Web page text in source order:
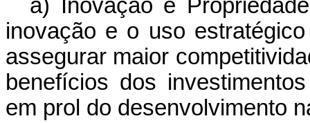
a) Inovação e
inovação e o uso
assegurar maior
benefícios dos
em prol do desenvolvimento